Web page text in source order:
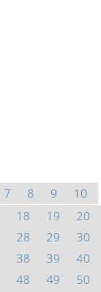
7 8 9
10
18 19
20
28 29
30
38 39
40
48 49
50